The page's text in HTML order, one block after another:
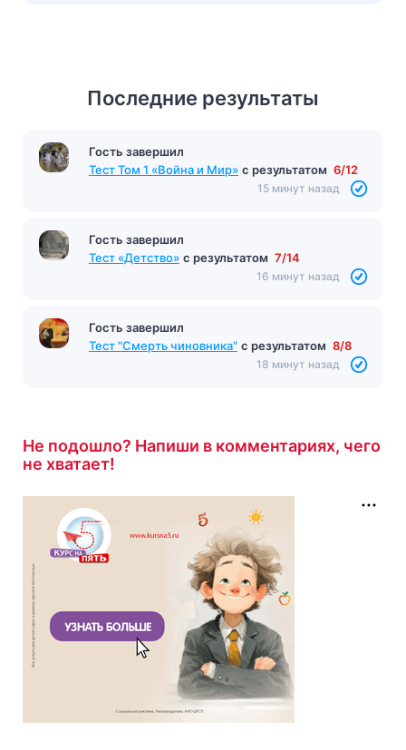
Последние результаты
Гость завершил
Тест Том 1 «Война и Мир» с результатом 6/12
15 минут назад
Гость завершил
Тест «Детство» с результатом 7/14
16 минут назад
Гость завершил
Тест "Смерть чиновника" с результатом 8/8
18 минут назад
Не подошло? Напиши в комментариях, чего
не хватает!